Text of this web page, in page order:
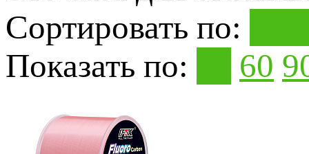
Сортировать по:
Показать по:
60